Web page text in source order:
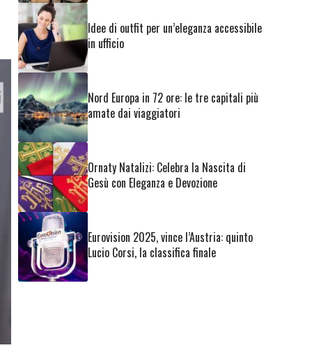
Idee di outfit per un’eleganza accessibile
in ufficio
Nord Europa in 72 ore: le tre capitali più
amate dai viaggiatori
Ornaty Natalizi: Celebra la Nascita di
Gesù con Eleganza e Devozione
Eurovision 2025, vince l’Austria: quinto
Lucio Corsi, la classifica finale